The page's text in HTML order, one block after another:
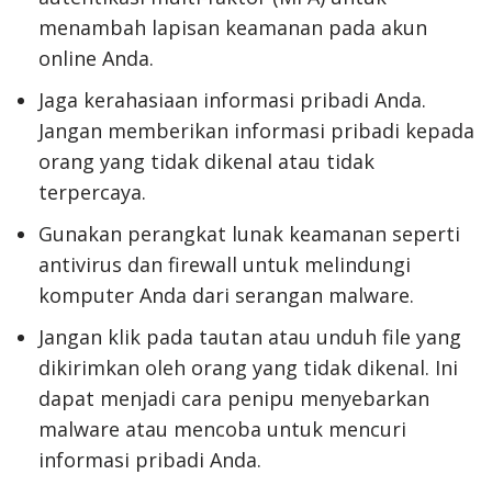
menambah lapisan keamanan pada akun
online Anda.
Jaga kerahasiaan informasi pribadi Anda.
Jangan memberikan informasi pribadi kepada
orang yang tidak dikenal atau tidak
terpercaya.
Gunakan perangkat lunak keamanan seperti
antivirus dan firewall untuk melindungi
komputer Anda dari serangan malware.
Jangan klik pada tautan atau unduh file yang
dikirimkan oleh orang yang tidak dikenal. Ini
dapat menjadi cara penipu menyebarkan
malware atau mencoba untuk mencuri
informasi pribadi Anda.